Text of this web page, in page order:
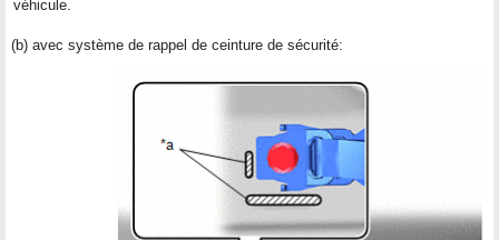
véhicule.
(b) avec système de rappel de ceinture de sécurité: